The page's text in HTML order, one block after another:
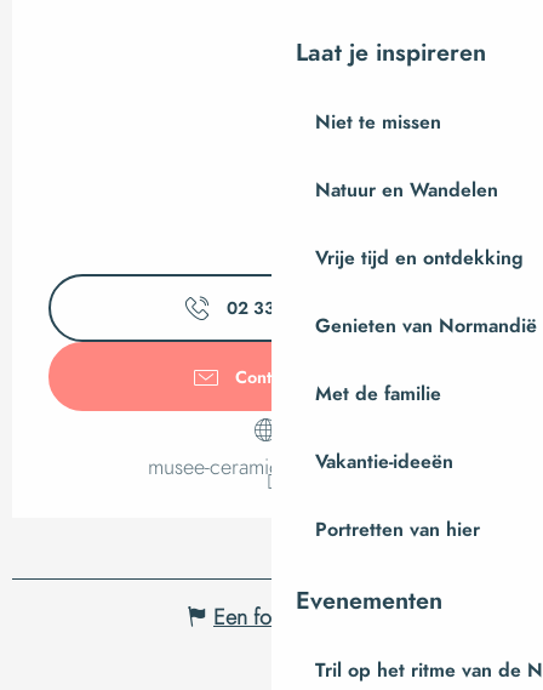
Laat je inspireren
Niet te missen
Natuur en Wandelen
Vrije tijd en ontdekking
Genieten van Normandië
Met de familie
Vakantie-ideeën
Portretten van hier
Evenementen
Tril op het ritme van de
02 33 79 35
Contacteer ons
musee-ceramique.manche.fr
Een fout melden